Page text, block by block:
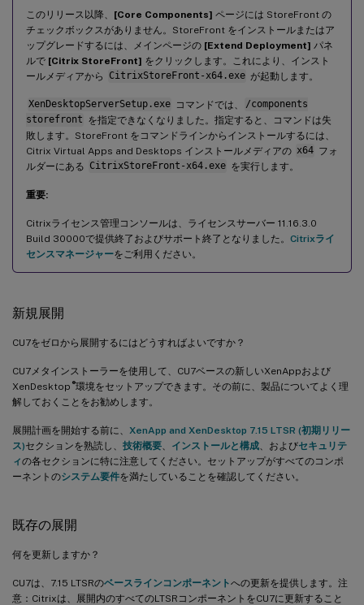
このリリース以降、 [Core Components] ページには StoreFront の
チェックボックスがありません。StoreFront をインストールまたはア
ップグレードするには、メインページの [Extend Deployment] パネ
ルで [Citrix StoreFront] をクリックします。これにより、インスト
ールメディアから
CitrixStoreFront-x64.exe が起動します。
XenDesktopServerSetup.exe コマンドでは、
/components
storefront を指定できなくなりました。指定すると、コマンドは失
敗します。StoreFront をコマンドラインからインストールするには、
Citrix Virtual Apps and Desktops インストールメディアの x64 フォ
ルダーにある CitrixStoreFront-x64.exe を実行します。
重要:
Citrixライセンス管理コンソールは、ライセンスサーバー 11.16.3.0
Build 30000で提供終了およびサポート終了となりました。 Citrixライ
センスマネージャーをご利用ください。
新規展開
CU7をゼロから展開するにはどうすればよいですか？
CU7メタインストーラーを使用して、CU7ベースの新しいXenAppおよび
XenDesktop ®環境をセットアップできます。その前に、製品についてよく理
解しておくことをお勧めします。
展開計画を開始する前に、 XenApp and XenDesktop 7.15 LTSR (初期リリー
ス)セクションを熟読し、 技術概要 インストールと構成 、およびセキュリテ
ィの各セクションに特に注意してください。セットアップがすべてのコンポ
ーネントのシステム要件を満たしていることを確認してください。
既存の展開
何を更新しますか？
CU7は、7.15 LTSRのベースラインコンポーネントへの更新を提供します。注
意：Citrixは、展開内のすべてのLTSRコンポーネントをCU7に更新すること